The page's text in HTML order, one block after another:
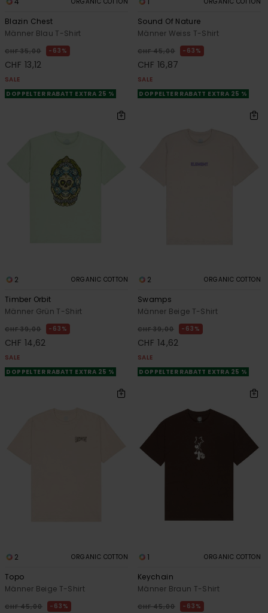
Blazin Chest
Männer Blau T-Shirt
CHF 35,00 63%
CHF 13,12
SALE
DOPPELTER RABATT EXTRA 25 %
Sound Of Nature
Männer Weiss T-Shirt
CHF 45,00 63%
CHF 16,87
SALE
DOPPELTER RABATT EXTRA 25 %
2 ORGANIC COTTON
Timber Orbit
Männer Grün T-Shirt
CHF 39,00 63%
CHF 14,62
SALE
DOPPELTER RABATT EXTRA 25 %
2 ORGANIC COTTON
Swamps
Männer Beige T-Shirt
CHF 39,00 63%
CHF 14,62
SALE
DOPPELTER RABATT EXTRA 25 %
2 ORGANIC COTTON
Topo
Männer Beige T-Shirt
CHF 45,00 63%
1 ORGANIC COTTON
Keychain
Männer Braun T-Shirt
CHF 45,00 63%